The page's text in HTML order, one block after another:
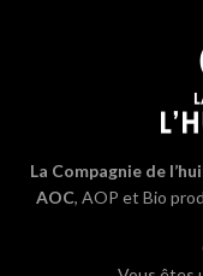
La Compagnie de
AOC, AOP et Bio